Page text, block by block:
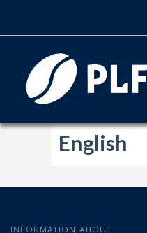
English
INFORMATION ABOUT